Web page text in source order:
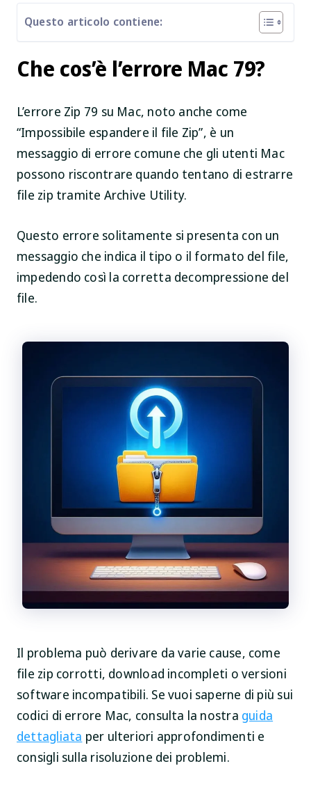
Questo articolo contiene:
Che cos’è l’errore Mac 79?
L’errore Zip 79 su Mac, noto anche come
“Impossibile espandere il file Zip”, è un
messaggio di errore comune che gli utenti Mac
possono riscontrare quando tentano di estrarre
file zip tramite Archive Utility.
Questo errore solitamente si presenta con un
messaggio che indica il tipo o il formato del file,
impedendo così la corretta decompressione del
file.
Il problema può derivare da varie cause, come
file zip corrotti, download incompleti o versioni
software incompatibili. Se vuoi saperne di più sui
codici di errore Mac, consulta la nostra guida
dettagliata per ulteriori approfondimenti e
consigli sulla risoluzione dei problemi.